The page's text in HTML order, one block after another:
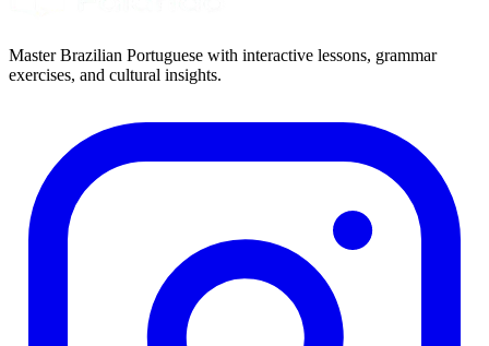
Master Brazilian Portuguese with interactive lessons, grammar
exercises, and cultural insights.